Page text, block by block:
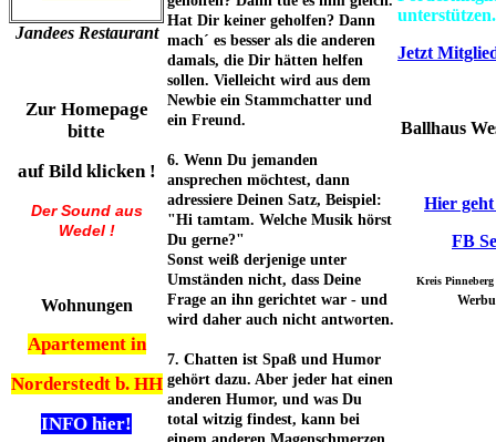
Jandees Restaurant
Zur Homepage
bitte
auf Bild klicken !
Der Sound aus
Wedel !
Wohnungen
Apartement in
Norderstedt b. HH
INFO hier!
Hat Dir keiner geholfen? Dann
mach´ es besser als die anderen
damals, die Dir hätten helfen
sollen. Vielleicht wird aus dem
Newbie ein Stammchatter und
ein Freund.
6. Wenn Du jemanden
ansprechen möchtest, dann
adressiere Deinen Satz, Beispiel:
"Hi tamtam. Welche Musik hörst
Du gerne?"
Sonst weiß derjenige unter
Umständen nicht, dass Deine
Frage an ihn gerichtet war - und
wird daher auch nicht antworten.
7. Chatten ist Spaß und Humor
gehört dazu. Aber jeder hat einen
anderen Humor, und was Du
total witzig findest, kann bei
unterstützen.
Jetzt
Ballhaus
Hier
FB
Kreis